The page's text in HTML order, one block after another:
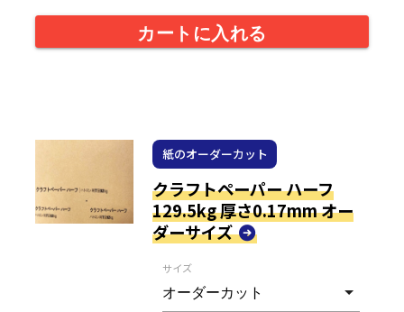
カートに入れる
紙のオーダーカット
クラフトペーパー ハーフ
129.5kg 厚さ0.17mm オー
ダーサイズ
サイズ